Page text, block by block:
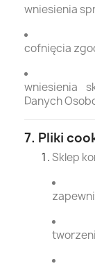
wniesienia
cofnięcia
wniesienia
Danych
7. Pliki
Sklep